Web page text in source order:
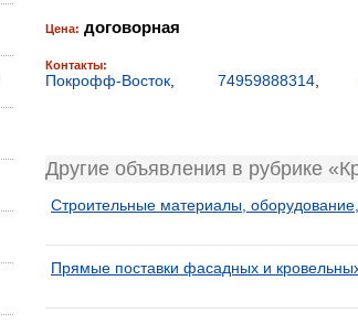
Цена: договорная
Контакты:
Покрофф-Восток 74959888314
Другие объявления в рубрике
Строительные материалы,
Прямые поставки фасадных и